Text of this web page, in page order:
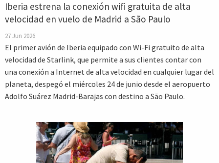
Iberia estrena la conexión wifi gratuita de alta
velocidad en vuelo de Madrid a São Paulo
27 Jun 2026
El primer avión de Iberia equipado con Wi-Fi gratuito de alta
velocidad de Starlink, que permite a sus clientes contar con
una conexión a Internet de alta velocidad en cualquier lugar del
planeta, despegó el miércoles 24 de junio desde el aeropuerto
Adolfo Suárez Madrid-Barajas con destino a São Paulo.